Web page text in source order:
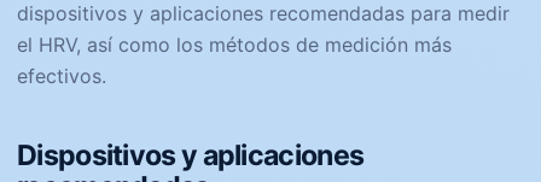
dispositivos y aplicaciones recomendadas para medir
el HRV, así como los métodos de medición más
efectivos.
Dispositivos y aplicaciones